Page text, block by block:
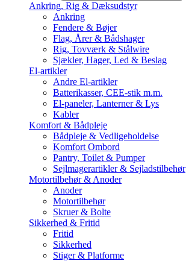
Ankring, Rig & Dæksudstyr
Ankring
Fendere & Bøjer
Flag, Årer & Bådshager
Rig, Tovværk & Stålwire
Sjækler, Hager, Led & Beslag
El-artikler
Andre El-artikler
Batterikasser, CEE-stik m.m.
El-paneler, Lanterner & Lys
Kabler
Komfort & Bådpleje
Bådpleje & Vedligeholdelse
Komfort Ombord
Pantry, Toilet & Pumper
Sejlmagerartikler & Sejladstilbehør
Motortilbehør & Anoder
Anoder
Motortilbehør
Skruer & Bolte
Sikkerhed & Fritid
Fritid
Sikkerhed
Stiger & Platforme